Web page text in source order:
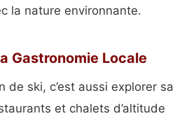
la nature environnante.
Gastronomie Locale
de ski, c’est aussi explorer sa
et chalets d’altitude